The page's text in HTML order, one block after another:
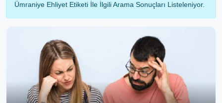
Ümraniye Ehliyet Etiketi İle İlgili Arama Sonuçları Listeleniyor.